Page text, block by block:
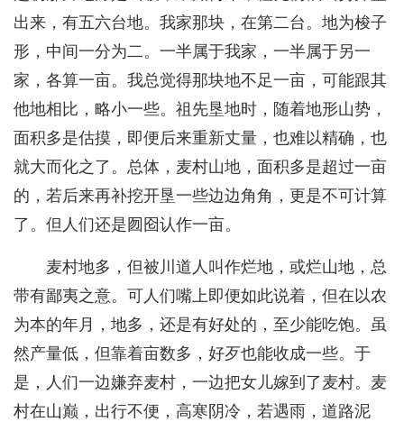
出来，有五六台地。我家那块，在第二台。地为梭子
形，中间一分为二。一半属于我家，一半属于另一
家，各算一亩。我总觉得那块地不足一亩，可能跟其
他地相比，略小一些。祖先垦地时，随着地形山势，
面积多是估摸，即便后来重新丈量，也难以精确，也
就大而化之了。总体，麦村山地，面积多是超过一亩
的，若后来再补挖开垦一些边边角角，更是不可计算
了。但人们还是囫囵认作一亩。
麦村地多，但被川道人叫作烂地，或烂山地，总
带有鄙夷之意。可人们嘴上即便如此说着，但在以农
为本的年月，地多，还是有好处的，至少能吃饱。虽
然产量低，但靠着亩数多，好歹也能收成一些。于
是，人们一边嫌弃麦村，一边把女儿嫁到了麦村。麦
村在山巅，出行不便，高寒阴冷，若遇雨，道路泥